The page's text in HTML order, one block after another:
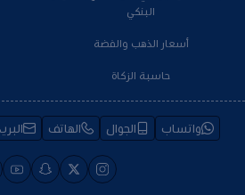
البنكي
أسعار الذهب والفضة
حاسبة الزكاة
واتساب الجوال الهاتف